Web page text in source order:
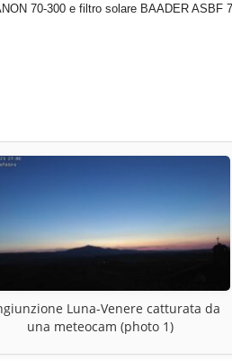
70-300 e filtro solare BAADER ASBF
Luna-Venere catturata da
una meteocam (photo 1)